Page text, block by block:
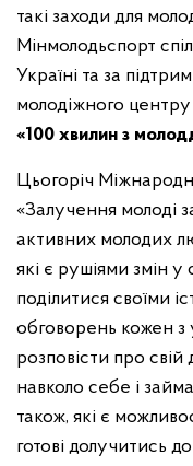
такі заходи для
Мінмолодьспорт
Україні та за
молодіжного
«100 хвилин з
Цьогоріч
«Залучення молоді
активних молодих
які є рушіями змін у
поділитися своїми
обговорень кожен з
розповісти про свій
навколо себе і
також, які є
готові долучитись до